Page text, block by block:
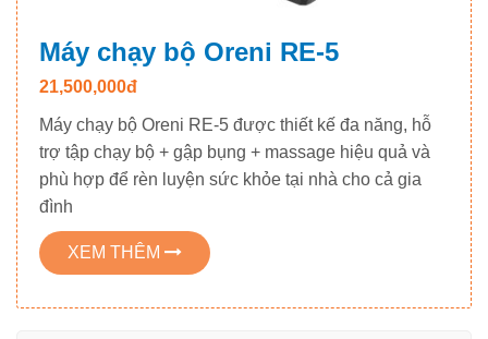
Máy chạy bộ Oreni RE-5
21,500,000đ
Máy chạy bộ Oreni RE-5 được thiết kế đa năng, hỗ
trợ tập chạy bộ + gập bụng + massage hiệu quả và
phù hợp để rèn luyện sức khỏe tại nhà cho cả gia
đình
XEM THÊM